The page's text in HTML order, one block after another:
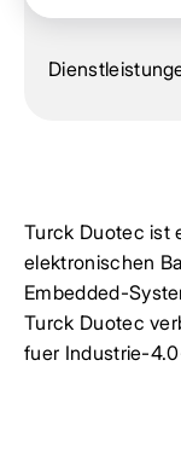
Turck Duotec ist
elektronischen
Embedded-
Turck Duotec
fuer Industrie-